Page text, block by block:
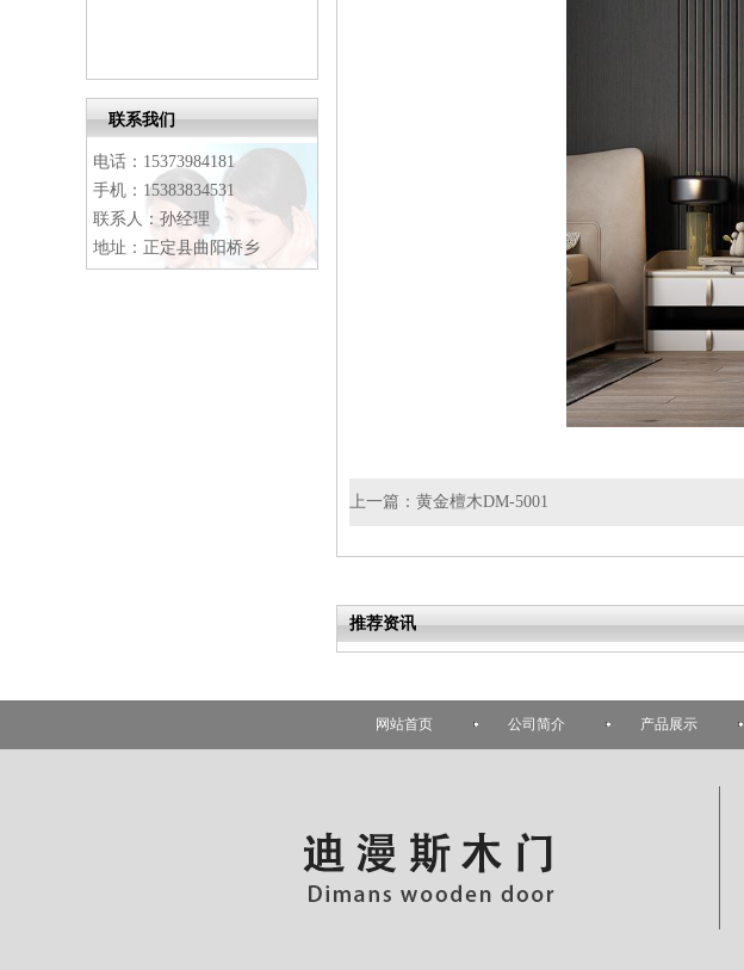
联系我们
电话：15373984181
手机：15383834531
联系人：孙经理
地址：正定县曲阳桥乡
上一篇： 黄金檀木DM-5001
推荐资讯
网站首页 公司简介 产品展示